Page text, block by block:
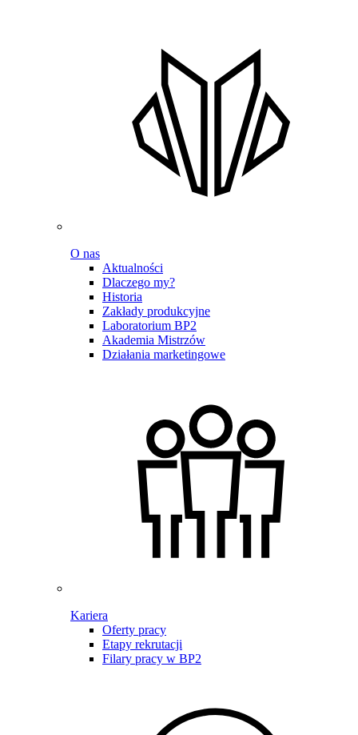
O nas
Aktualności
Dlaczego my?
Historia
Zakłady produkcyjne
Laboratorium BP2
Akademia Mistrzów
Działania marketingowe
Kariera
Oferty pracy
Etapy rekrutacji
Filary pracy w BP2